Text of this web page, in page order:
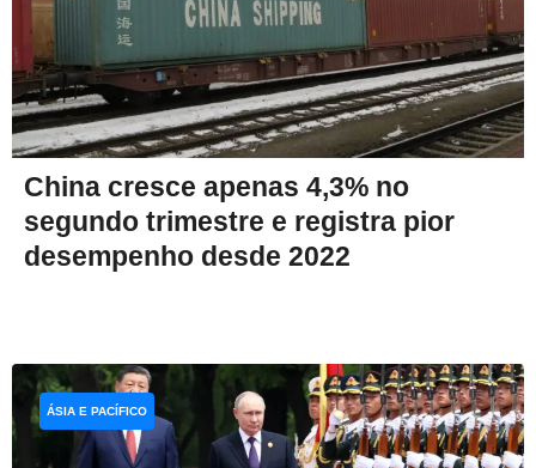
China cresce apenas 4,3% no
segundo trimestre e registra pior
desempenho desde 2022
ÁSIA E PACÍFICO